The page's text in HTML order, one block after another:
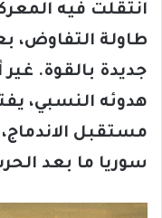
انتقلت فيه
طاولة التفاوض،
جديدة بالقوة.
هدوئه النسبي،
مستقبل
سوريا ما بعد